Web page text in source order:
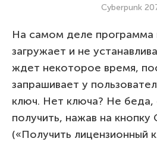
Cyberpunk
На самом деле программа
загружает и не
ждет некоторое время,
запрашивает у
ключ. Нет ключа? Не
получить, нажав на кнопку
(«Получить лицензионный